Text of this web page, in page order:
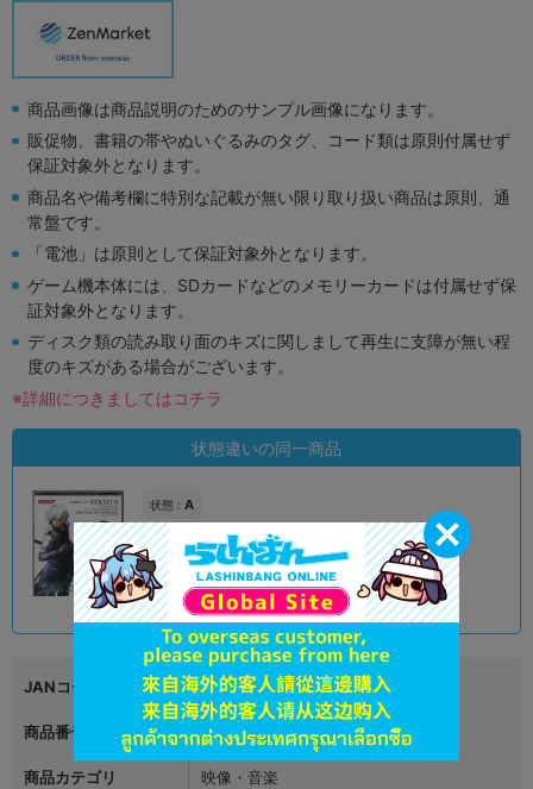
商品画像は商品説明のためのサンプル画像になります。
販促物、書籍の帯やぬいぐるみのタグ、コード類は原則付属せず
保証対象外となります。
商品名や備考欄に特別な記載が無い限り取り扱い商品は原則、通
常盤です。
「電池」は原則として保証対象外となります。
ゲーム機本体には、SDカードなどのメモリーカードは付属せず保
証対象外となります。
ディスク類の読み取り面のキズに関しまして再生に支障が無い程
度のキズがある場合がございます。
※詳細につきましてはコチラ
状態違いの同一商品
状態 : A
オンライン
品切状態 2,790円 税込
JANコード 4988602160499
商品番号 L06059398
商品カテゴリ 映像・音楽